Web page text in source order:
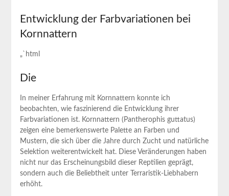
Entwicklung der Farbvariationen⁣ bei
Kornnattern
„`html
Die
In​ meiner Erfahrung mit Kornnattern konnte​ ich
beobachten, wie faszinierend die⁣ Entwicklung ihrer
Farbvariationen ist. Kornnattern (Pantherophis guttatus)
zeigen​ eine bemerkenswerte Palette ⁢an Farben und
Mustern, die sich über die Jahre durch Zucht und natürliche
Selektion‌ weiterentwickelt hat. Diese Veränderungen‌ haben‍
nicht nur das Erscheinungsbild​ dieser Reptilien geprägt,
sondern auch die‌ Beliebtheit⁤ unter Terraristik-Liebhabern
erhöht.